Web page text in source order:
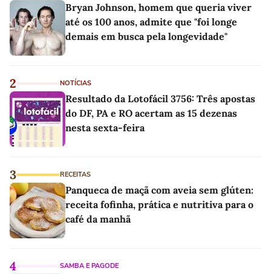
Bryan Johnson, homem que queria viver
até os 100 anos, admite que "foi longe
demais em busca pela longevidade"
2 NOTÍCIAS
Resultado da Lotofácil 3756: Três apostas
do DF, PA e RO acertam as 15 dezenas
nesta sexta-feira
3 RECEITAS
Panqueca de maçã com aveia sem glúten:
receita fofinha, prática e nutritiva para o
café da manhã
4 SAMBA E PAGODE